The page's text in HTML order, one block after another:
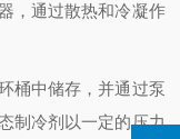
，通过散热和冷凝作
桶中储存，并通过泵
制冷剂以一定的压力